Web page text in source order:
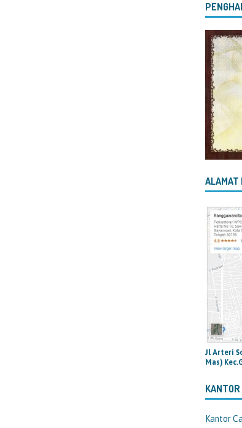
ALAMAT
Jl Arteri
Mas)
KANTOR
Kantor